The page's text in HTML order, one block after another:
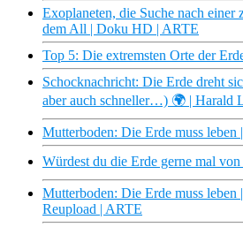
Exoplaneten, die Suche nach einer
dem All | Doku HD | ARTE
Top 5: Die extremsten Orte der
Schocknachricht: Die Erde dreht
aber auch schneller…) 🌍 | Harald
Mutterboden: Die Erde muss leben
Würdest du die Erde gerne mal
Mutterboden: Die Erde muss
Reupload | ARTE